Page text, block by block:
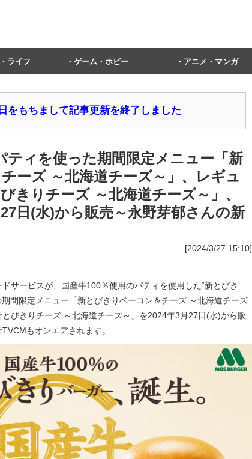
ライフ ゲーム・ホビー アニメ・マンガ
をもちまして記事更新を終了しました
ティを使った期間限定メニュー「新
ーズ ～北海道チーズ～」、レギュ
きりチーズ ～北海道チーズ～」、
日(水)から販売～永野芽郁さんの新
[2024/3/27 15:10]
サービスが、国産牛100％使用のパティを使用した“新とびき
間限定メニュー「新とびきりベーコン＆チーズ ～北海道チーズ
びきりチーズ ～北海道チーズ～」を2024年3月27日(水)から販
もオンエアされます。